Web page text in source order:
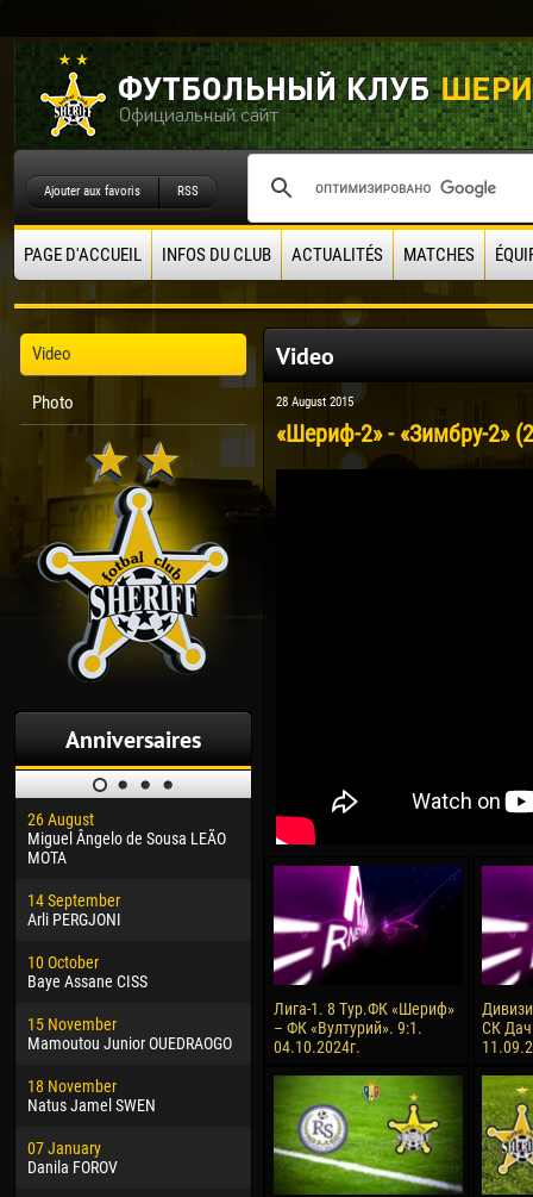
Ajouter aux favoris RSS
PAGE D'ACCUEIL INFOS DU CLUB ACTUALITÉS MATCHES
Video
Photo
Anniversaires
26 August
Miguel Ângelo de Sousa LEÃO
MOTA
14 September
Arli PERGJONI
10 October
Baye Assane CISS
15 November
Mamoutou Junior OUEDRAOGO
18 November
Natus Jamel SWEN
07 January
Danila FOROV
30 January
Dhoraso Moreo KLAS
24 February
Vladislav COSTIN
02 March
Veaceslav COZMA
09 March
Emmanuel AFETSE
Jayder Moreno ASPRILLA
22 March
Samba KONÉ
26 March
04
13
15
24
10
15
Video
28 August 2015
«Шериф-2» - «Зимбру-2»
Лига-1. 8 Тур.ФК «Шериф»
– ФК «Вултурий». 9:1.
04.10.2024г.
СК